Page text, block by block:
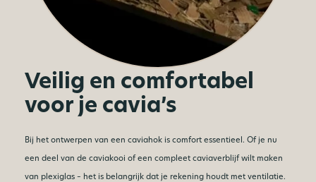
Veilig en comfortabel
voor je cavia’s
Bij het ontwerpen van een caviahok is comfort essentieel. Of je nu
een deel van de caviakooi of een compleet caviaverblijf wilt maken
van plexiglas – het is belangrijk dat je rekening houdt met ventilatie.